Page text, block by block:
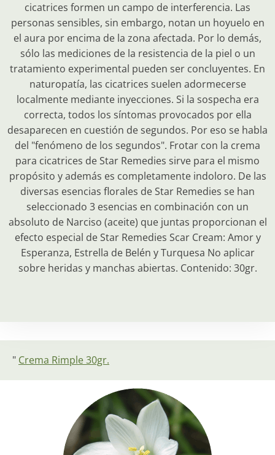
cicatrices formen un campo de interferencia. Las
personas sensibles, sin embargo, notan un hoyuelo en
el aura por encima de la zona afectada. Por lo demás,
sólo las mediciones de la resistencia de la piel o un
tratamiento experimental pueden ser concluyentes. En
naturopatía, las cicatrices suelen adormecerse
localmente mediante inyecciones. Si la sospecha era
correcta, todos los síntomas provocados por ella
desaparecen en cuestión de segundos. Por eso se habla
del "fenómeno de los segundos". Frotar con la crema
para cicatrices de Star Remedies sirve para el mismo
propósito y además es completamente indoloro. De las
diversas esencias florales de Star Remedies se han
seleccionado 3 esencias en combinación con un
absoluto de Narciso (aceite) que juntas proporcionan el
efecto especial de Star Remedies Scar Cream: Amor y
Esperanza, Estrella de Belén y Turquesa No aplicar
sobre heridas y manchas abiertas. Contenido: 30gr.
" Crema Rimple 30gr.